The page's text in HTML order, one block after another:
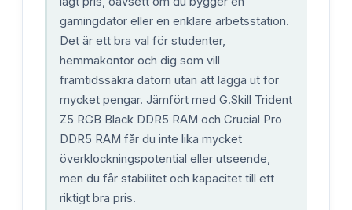
gamingdator eller en enklare arbetsstation.
Det är ett bra val för studenter,
hemmakontor och dig som vill
framtidssäkra datorn utan att lägga ut för
mycket pengar. Jämfört med G.Skill Trident
Z5 RGB Black DDR5 RAM och Crucial Pro
DDR5 RAM får du inte lika mycket
överklockningspotential eller utseende,
men du får stabilitet och kapacitet till ett
riktigt bra pris.